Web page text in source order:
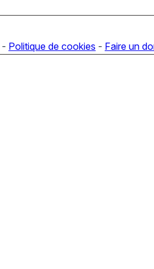
- Politique de cookies - Faire un